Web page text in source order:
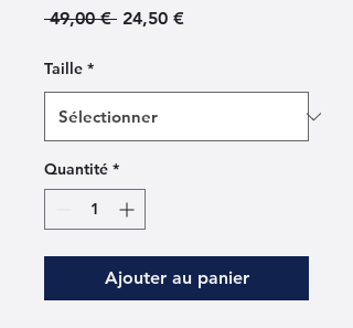
49,00 € Prix
24,50 €
Taille *
Quantité *
Ajouter au panier